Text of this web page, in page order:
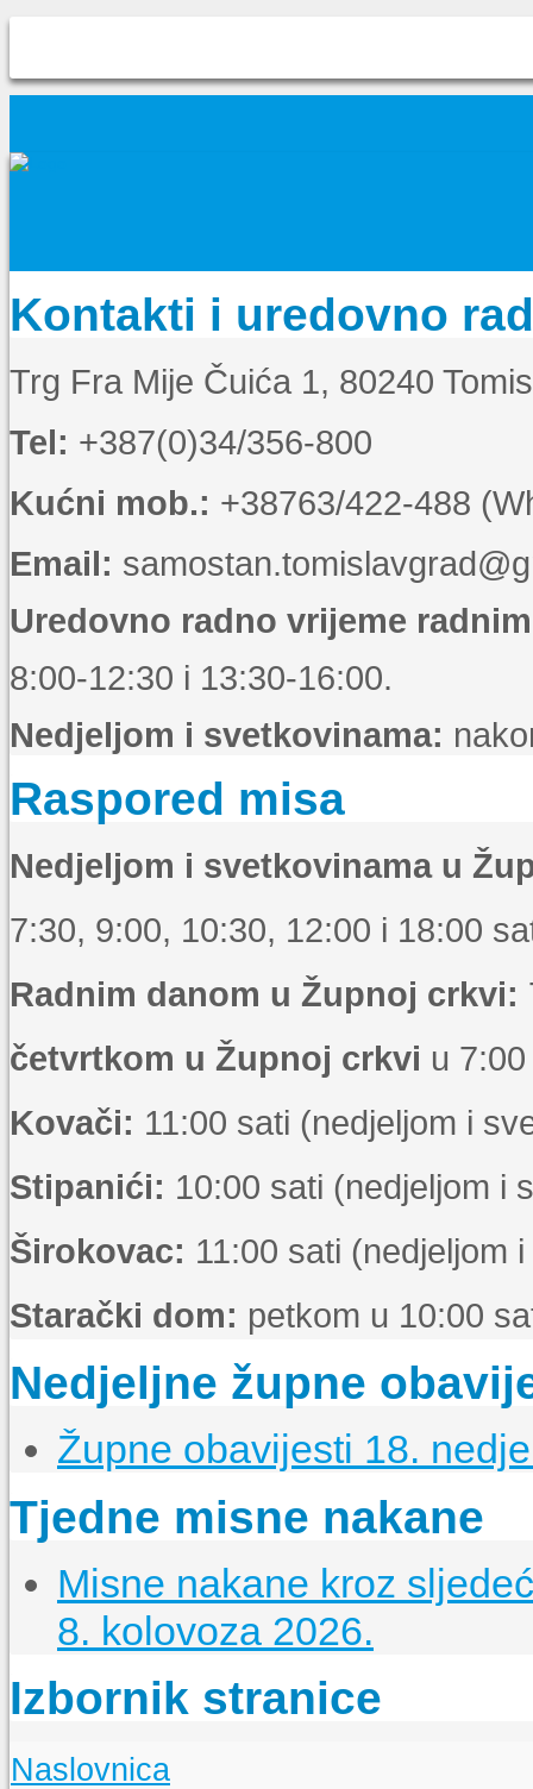
Kontakti i uredovno
Trg Fra Mije Čuića 1, 80240
Tel: +387(0)34/356-800
Kućni mob.: +38763/422-488
Email:
Uredovno radno vrijeme
8:00-12:30 i 13:30-16:00.
Nedjeljom i svetkovinama:
Raspored misa
Nedjeljom i svetkovinama u
7:30, 9:00, 10:30, 12:00 i 18:00
Radnim danom u Župnoj crkvi:
četvrtkom u Župnoj crkvi u
Kovači: 11:00 sati (nedjeljom i
Stipanići: 10:00 sati (nedjeljom i
Širokovac: 11:00 sati (nedjeljom
Starački dom: petkom u 10:00
Nedjeljne župne
Župne obavijesti 18.
Tjedne misne nakane
Misne nakane kroz
8. kolovoza 2026.
Izbornik stranice
Naslovnica